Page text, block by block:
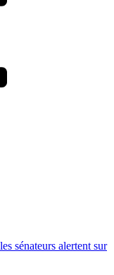
sénateurs alertent sur